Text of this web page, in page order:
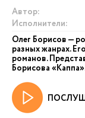
Автор:
Исполнители:
Олег Борисов —
разных жанрах.
романов.
Борисова